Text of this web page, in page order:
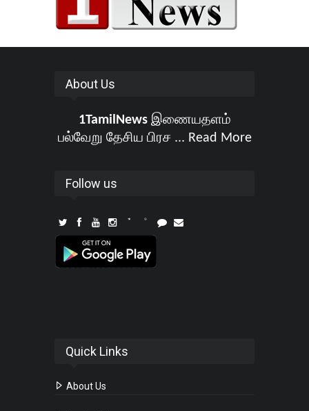
About Us
1TamilNewsஇணையதளம்
பல்வேறு தேசிய பிரச ... Read More
Follow us
Quick Links
About Us